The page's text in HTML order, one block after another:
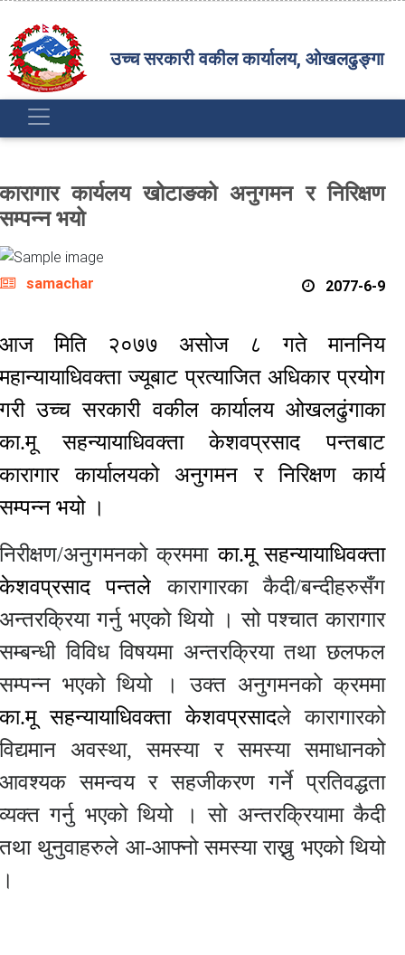
उच्च सरकारी वकील कार्यालय, ओखलढुङ्गा
कारागार कार्यलय खोटाङको अनुगमन र निरिक्षण
सम्पन्न भयो
samachar 2077-6-9
आज मिति २०७७ असोज ८ गते माननिय
महान्यायाधिवक्ता ज्यूबाट प्रत्याजित अधिकार प्रयोग
गरी उच्च सरकारी वकील कार्यालय ओखलढुंगाका
का.मू सहन्यायाधिवक्ता केशवप्रसाद पन्तबाट
कारागार कार्यालयको अनुगमन र निरिक्षण कार्य
सम्पन्न भयो ।
निरीक्षण/अनुगमनको क्रममाका.मू सहन्यायाधिवक्ता
केशवप्रसाद पन्तलेकारागारका कैदी/बन्दीहरुसँग
अन्तरक्रिया गर्नु भएको थियो । सो पश्चात कारागार
सम्बन्धी विविध विषयमा अन्तरक्रिया तथा छलफल
सम्पन्न भएको थियो । उक्त अनुगमनको क्रममा
का.मू सहन्यायाधिवक्ता केशवप्रसादले कारागारको
विद्यमान अवस्था, समस्या र समस्या समाधानको
आवश्यक समन्वय र सहजीकरण गर्ने प्रतिवद्धता
व्यक्त गर्नु भएको थियो । सो अन्तरक्रियामा कैदी
तथा थुनुवाहरुले आ-आफ्नो समस्या राख्नु भएको थियो
।